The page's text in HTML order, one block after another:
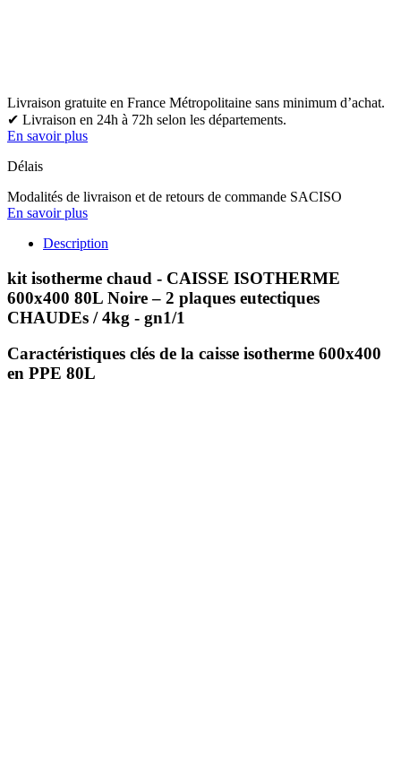
Livraison gratuite en France Métropolitaine sans minimum d’achat.
✔ Livraison en 24h à 72h selon les départements.
En savoir plus
Délais
Modalités de livraison et de retours de commande SACISO
En savoir plus
Description
kit isotherme chaud - CAISSE ISOTHERME
600x400 80L Noire – 2 plaques eutectiques
CHAUDEs / 4kg - gn1/1
Caractéristiques clés de la caisse isotherme 600x400
en PPE 80L